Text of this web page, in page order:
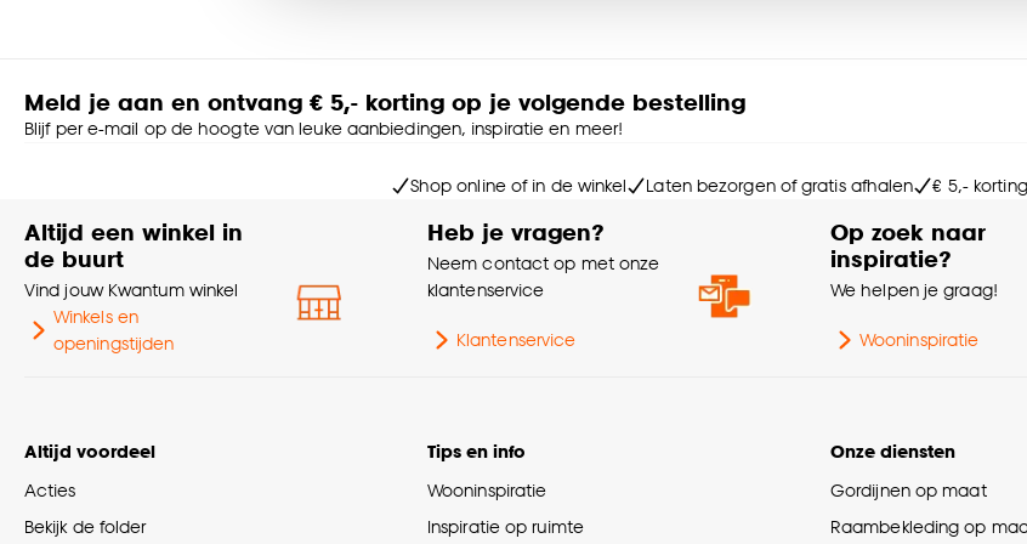
Meld je aan en ontvang € 5,- korting op je volgende bestelling
Blijf per e-mail op de hoogte van leuke aanbiedingen, inspiratie en meer!
Shop online of in de winkel Laten bezorgen of gratis afhalen € 5,-
Altijd een winkel in
de buurt
Vind jouw Kwantum winkel
Winkels en
openingstijden
Heb je vragen?
Neem contact op met onze
klantenservice
Klantenservice
Op zoek naar
inspiratie?
We helpen je graag!
Wooninspiratie
Altijd voordeel
Acties
Bekijk de folder
Tips en info
Wooninspiratie
Inspiratie op ruimte
Onze diensten
Gordijnen op maat
Raambekleding op